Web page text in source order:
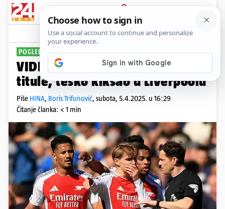
PRIJAVA
Sport Komentari
POGLEDAJTE GOLOVE
VIDEO Arsenal se oprašta od
titule, teško kiksao u Liverpoolu
Piše HINA, Boris Trifunović, subota, 5.4.2025. u 16:29
Čitanje članka: < 1 min